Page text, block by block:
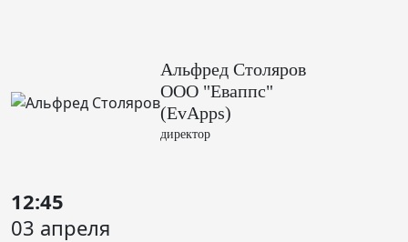
Альфред Столяров
ООО "Еваппс"
(EvApps)
директор
12:45
03 апреля